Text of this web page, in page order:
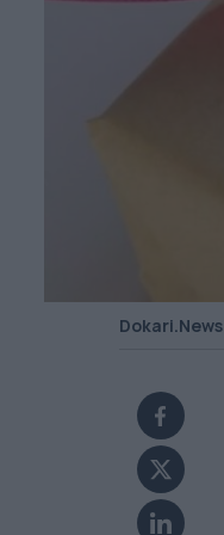
Dokari.News